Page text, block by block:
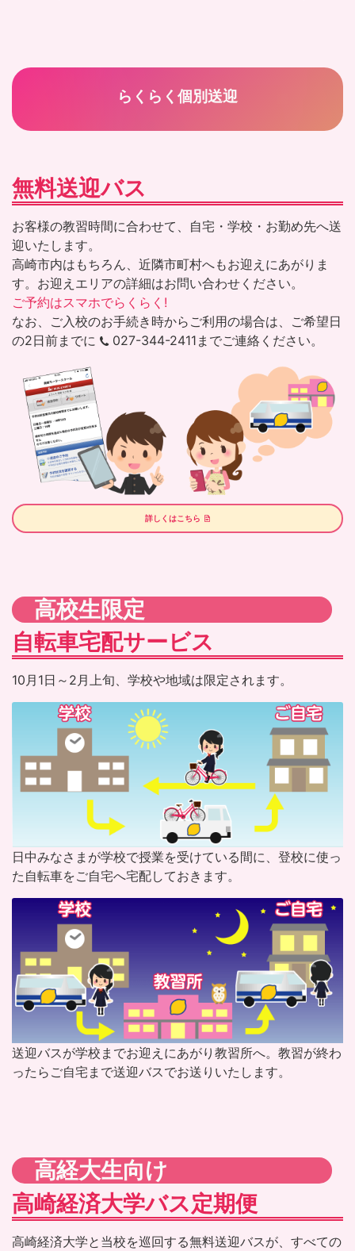
らくらく個別送迎
無料送迎バス
お客様の教習時間に合わせて、自宅・学校・お勤め先へ送
迎いたします。
高崎市内はもちろん、近隣市町村へもお迎えにあがりま
す。お迎えエリアの詳細はお問い合わせください。
ご予約はスマホでらくらく!
なお、ご入校のお手続き時からご利用の場合は、ご希望日
の2日前までに
027-344-2411 までご連絡ください。
詳しくはこちら
高校生限定
自転車宅配サービス
10月1日～2月上旬、学校や地域は限定されます。
日中みなさまが学校で授業を受けている間に、登校に使っ
た自転車をご自宅へ宅配しておきます。
送迎バスが学校までお迎えにあがり教習所へ。教習が終わ
ったらご自宅まで送迎バスでお送りいたします。
高経大生向け
高崎経済大学バス定期便
高崎経済大学と当校を巡回する無料送迎バスが、すべての